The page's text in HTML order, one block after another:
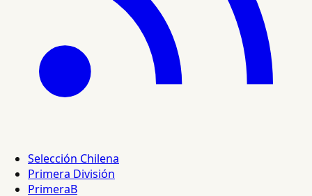
Selección Chilena
Primera División
PrimeraB